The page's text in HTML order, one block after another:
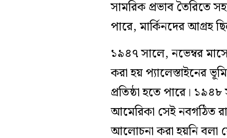
সামরিক প্রভাব তৈরিতে
পারে, মার্কিনদের আগ্রহ
১৯৪৭ সালে, নভেম্বর
করা হয় প্যালেস্তাইনের
প্রতিষ্ঠা হতে পারে। ১৯৪৮
আমেরিকা সেই নবগঠিত
আলোচনা করা হয়নি বলা